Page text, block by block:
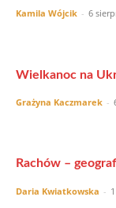
Kamila Wójcik - 6
Wielkanoc na
Grażyna Kaczmarek -
Rachów –
Daria Kwiatkowska -